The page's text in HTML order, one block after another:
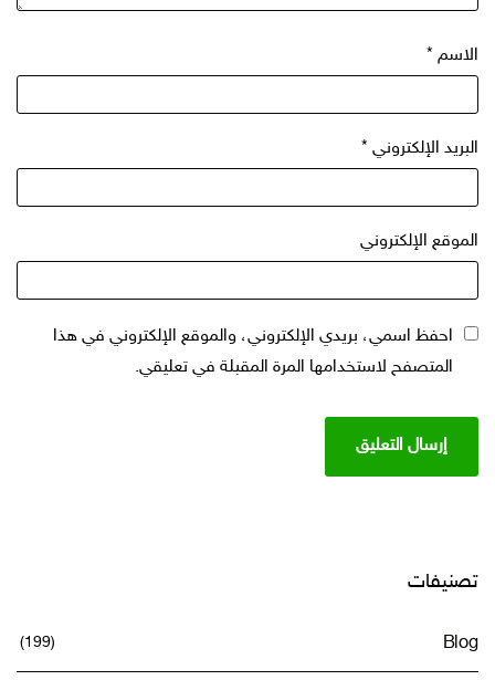
*
الإلكتروني*
الإلكتروني
احفظ اسمي، بريدي الإلكتروني، والموقع الإلكتروني في هذا
المتصفح لاستخدامها المرة المقبلة في تعليقي.